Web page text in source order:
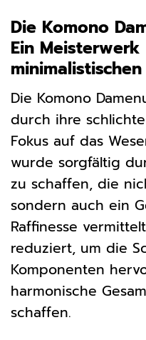
Die Komono
Ein Meisterwerk
Die Komono
durch ihre
Fokus auf das
wurde sorgfältig
zu schaffen, die
sondern auch ein
Raffinesse
reduziert, um die
Komponenten
harmonische
schaffen.